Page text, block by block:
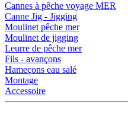
Cannes à pêche voyage MER
Canne Jig - Jigging
Moulinet pêche mer
Moulinet de jigging
Leurre de pêche mer
Fils - avançons
Hameçons eau salé
Montage
Accessoire